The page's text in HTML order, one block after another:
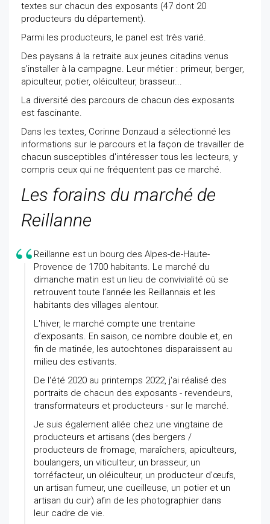
textes sur chacun des exposants (47 dont 20
producteurs du département).
Parmi les producteurs, le panel est très varié.
Des paysans à la retraite aux jeunes citadins venus
s'installer à la campagne. Leur métier : primeur, berger,
apiculteur, potier, oléiculteur, brasseur...
La diversité des parcours de chacun des exposants
est fascinante.
Dans les textes, Corinne Donzaud a sélectionné les
informations sur le parcours et la façon de travailler de
chacun susceptibles d'intéresser tous les lecteurs, y
compris ceux qui ne fréquentent pas ce marché.
Les forains du marché de
Reillanne
Reillanne est un bourg des Alpes-de-Haute-
Provence de 1700 habitants. Le marché du
dimanche matin est un lieu de convivialité où se
retrouvent toute l’année les Reillannais et les
habitants des villages alentour.
L'hiver, le marché compte une trentaine
d’exposants. En saison, ce nombre double et, en
fin de matinée, les autochtones disparaissent au
milieu des estivants.
De l'été 2020 au printemps 2022, j'ai réalisé des
portraits de chacun des exposants - revendeurs,
transformateurs et producteurs - sur le marché.
Je suis également allée chez une vingtaine de
producteurs et artisans (des bergers /
producteurs de fromage, maraîchers, apiculteurs,
boulangers, un viticulteur, un brasseur, un
torréfacteur, un oléiculteur, un producteur d'œufs,
un artisan fumeur, une cueilleuse, un potier et un
artisan du cuir) afin de les photographier dans
leur cadre de vie.